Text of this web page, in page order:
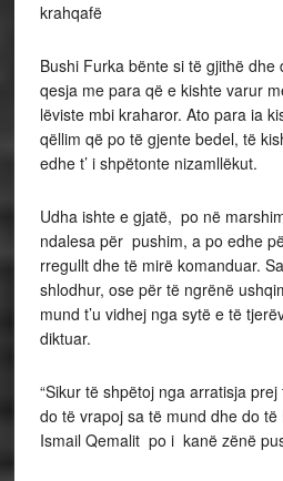
krahqafë
Bushi Furka bënte si të gjithë
qesja me para që e kishte varur
lëviste mbi kraharor. Ato para ia
qëllim që po të gjente bedel, të
edhe t’ i shpëtonte nizamllëkut.
Udha ishte e gjatë, po në
ndalesa për pushim, a po edhe
rregullt dhe të mirë komanduar.
shlodhur, ose për të ngrënë
mund t’u vidhej nga sytë e të
diktuar.
“Sikur të shpëtoj nga arratisja
do të vrapoj sa të mund dhe do
Ismail Qemalit po i kanë zënë